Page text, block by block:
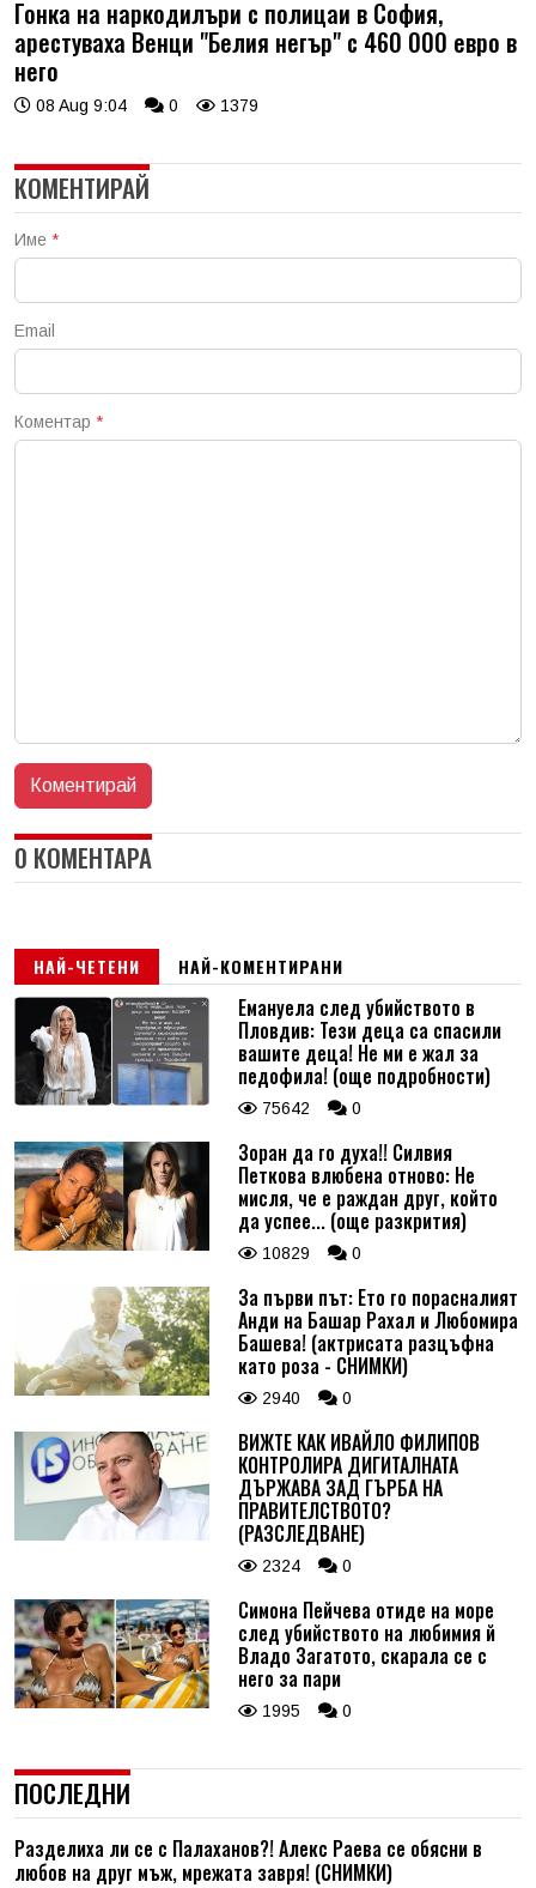
Гонка на наркодилъри с полицаи в София,
арестуваха Венци "Белия негър" с 460 000 евро в
него
08 Aug 9:04 0 1379
КОМЕНТИРАЙ
Име *
Email
Коментар *
0 КОМЕНТАРА
НАЙ-ЧЕТЕНИ НАЙ-КОМЕНТИРАНИ
Емануела след убийството в
Пловдив: Тези деца са спасили
вашите деца! Не ми е жал за
педофила! (още подробности)
75642 0
Зоран да го духа!! Силвия
Петкова влюбена отново: Не
мисля, че е раждан друг, който
да успее... (още разкрития)
10829 0
За първи път: Ето го порасналият
Анди на Башар Рахал и Любомира
Башева! (актрисата разцъфна
като роза - СНИМКИ)
2940 0
ВИЖТЕ КАК ИВАЙЛО ФИЛИПОВ
КОНТРОЛИРА ДИГИТАЛНАТА
ДЪРЖАВА ЗАД ГЪРБА НА
ПРАВИТЕЛСТВОТО?
(РАЗСЛЕДВАНЕ)
2324 0
Симона Пейчева отиде на море
след убийството на любимия й
Владо Загатото, скарала се с
него за пари
1995 0
ПОСЛЕДНИ
Разделиха ли се с Палаханов?! Алекс Раева се обясни в
любов на друг мъж, мрежата завря! (СНИМКИ)